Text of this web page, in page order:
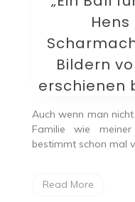
Bildern
erschienen
Auch wenn man
Familie wie
bestimmt schon mal
Read More